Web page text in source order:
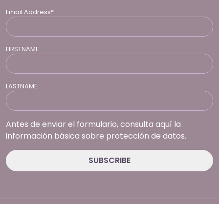
Email Address*
FIRSTNAME
LASTNAME
Antes de enviar el formulario, consulta aquí la
información básica sobre protección de datos.